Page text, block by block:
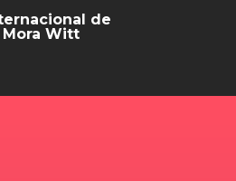
de
Mora Witt